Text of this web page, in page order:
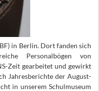
in Berlin. Dort fanden sich
Personalbögen von
Zeit gearbeitet und gewirkt
Jahresberichte der August-
in unserem Schulmuseum